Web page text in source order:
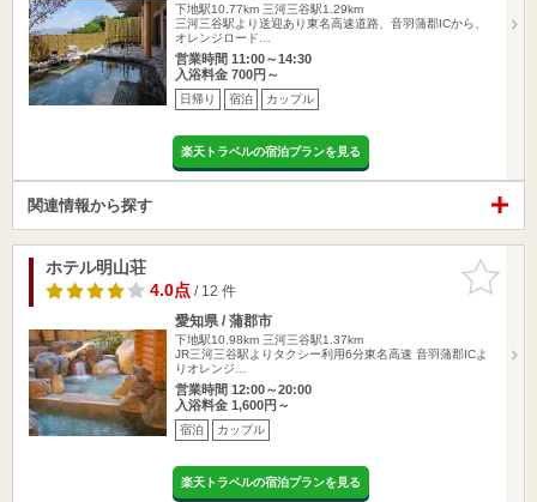
下地駅10.77km 三河三谷駅1.29km
三河三谷駅より送迎あり東名高速道路、音羽蒲郡ICから、
オレンジロード…
営業時間 11:00～14:30
入浴料金 700円～
日帰り 宿泊 カップル
楽天トラベルの宿泊プランを見る
関連情報から探す
お気に入
りに追加
ホテル明山荘
4.0点/ 12 件
愛知県 / 蒲郡市
下地駅10.98km 三河三谷駅1.37km
JR三河三谷駅よりタクシー利用6分東名高速 音羽蒲郡ICよ
りオレンジ…
営業時間 12:00～20:00
入浴料金 1,600円～
宿泊 カップル
楽天トラベルの宿泊プランを見る